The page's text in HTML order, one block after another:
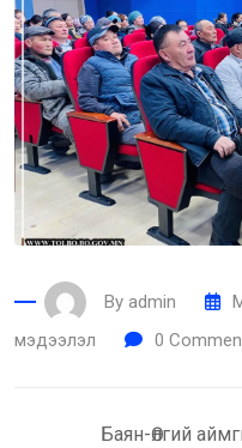
By admin
мэдээлэл
0
Баян-Өлгий